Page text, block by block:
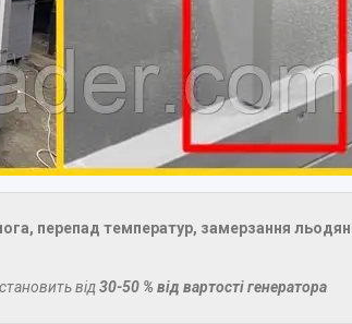
перепад температур, замерзання
від30-50 % від вартості генератора